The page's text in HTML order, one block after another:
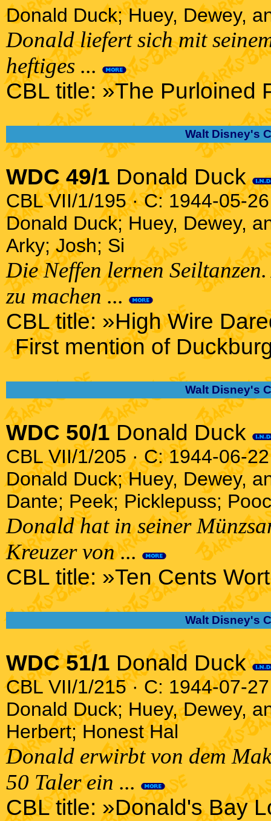
Donald Duck; Huey, Dewey,
Donald liefert sich mit
heftiges ...
CBL title: »The Purloined
Walt Disney's
WDC 49/1 Donald Duck
CBL VII/1/195 · C: 1944-05-
Donald Duck; Huey, Dewey,
Arky; Josh; Si
Die Neffen lernen
zu machen ...
CBL title: »High Wire
First mention of
Walt Disney's
WDC 50/1 Donald Duck
CBL VII/1/205 · C: 1944-06-
Donald Duck; Huey, Dewey,
Dante; Peek; Picklepuss;
Donald hat in seiner
Kreuzer von ...
CBL title: »Ten Cents
Walt Disney's
WDC 51/1 Donald Duck
CBL VII/1/215 · C: 1944-07-
Donald Duck; Huey, Dewey,
Herbert; Honest Hal
Donald erwirbt von dem
50 Taler ein ...
CBL title: »Donald's Bay